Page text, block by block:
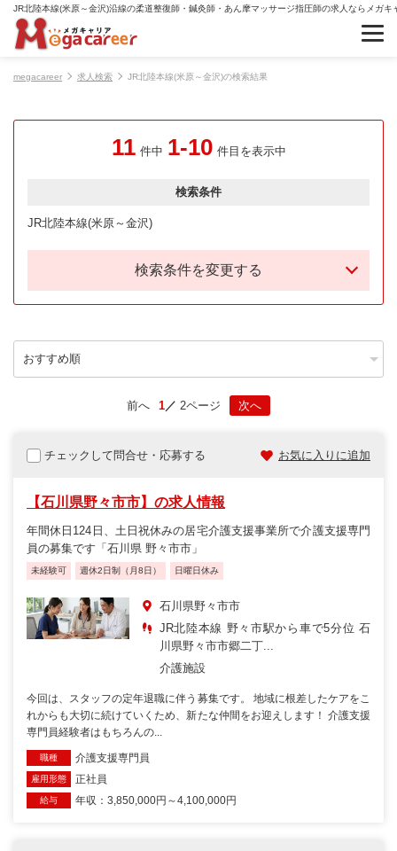
JR北陸本線(米原～金沢)沿線の柔道整復師・鍼灸師・あん摩マッサージ指圧師の求人ならメガキ
megacareer 求人検索 JR北陸本線(米原～金沢)の検索結果
11 件中 1-10 件目を表示中
検索条件
JR北陸本線(米原～金沢)
検索条件を変更する
前へ 1 2ページ 次へ
チェックして問合せ・応募する お気に入りに追加
【石川県野々市市】の求人情報
年間休日124日、土日祝休みの居宅介護支援事業所で介護支援専門
員の募集です「石川県 野々市市」
未経験可 週休2日制（月8日） 日曜日休み
石川県野々市市
JR北陸本線 野々市駅から車で5分位 石
川県野々市市郷二丁...
介護施設
今回は、スタッフの定年退職に伴う募集です。 地域に根差したケアをこ
れからも大切に続けていくため、新たな仲間をお迎えします！ 介護支援
専門員経験者はもちろんの...
職種 介護支援専門員
雇用形態 正社員
給与 年収：3,850,000円～4,100,000円